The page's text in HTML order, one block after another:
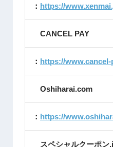
： https://
CANCEL PAY
： https://www.cancel-
Oshiharai.com
： https://
スペシャルクーポン